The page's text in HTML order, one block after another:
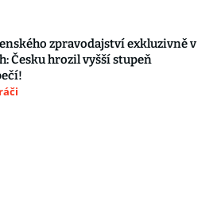
zpravodajství exkluzivně v
Česku hrozil vyšší stupeň